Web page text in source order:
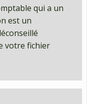
qui a un
est un
votre fichier